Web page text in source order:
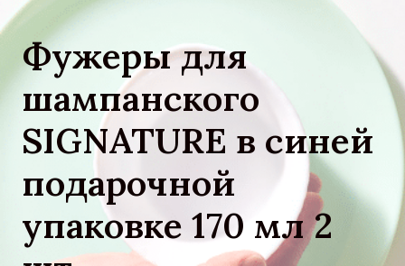
Фужеры для
шампанского
SIGNATURE в синей
подарочной
упаковке 170 мл 2